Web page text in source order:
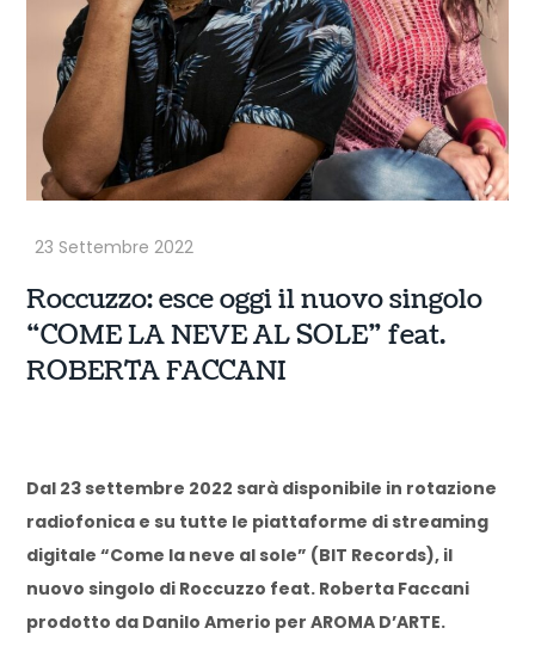
Roccuzzo: esce oggi il nuovo singolo
“COME LA NEVE AL SOLE” feat.
ROBERTA FACCANI
Dal 23 settembre 2022 sarà disponibile in rotazione
radiofonica e su tutte le piattaforme di streaming
digitale “Come la neve al sole” (BIT Records), il
nuovo singolo di Roccuzzo feat. Roberta Faccani
prodotto da Danilo Amerio per AROMA D’ARTE.